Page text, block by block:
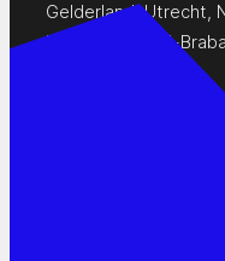
Gelderland,Utrecht
Zeeland
Noord-